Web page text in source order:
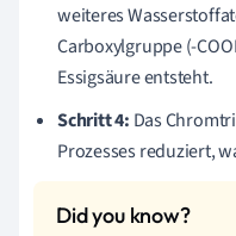
weiteres
Carboxylgruppe (-
Essigsäure entsteht.
Schritt 4: Das
Prozesses reduziert,